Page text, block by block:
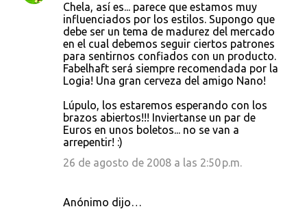
Chela, así es... parece que estamos muy
influenciados por los estilos. Supongo que
debe ser un tema de madurez del mercado
en el cual debemos seguir ciertos patrones
para sentirnos confiados con un producto.
Fabelhaft será siempre recomendada por la
Logia! Una gran cerveza del amigo Nano!
Lúpulo, los estaremos esperando con los
brazos abiertos!!! Inviertanse un par de
Euros en unos boletos... no se van a
arrepentir! :)
26 de agosto de 2008 a las 2:50 p.m.
Anónimo dijo…